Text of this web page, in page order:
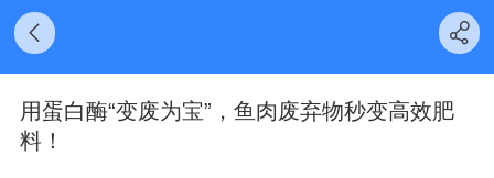
用蛋白酶“变废为宝”，鱼肉废弃物秒变高效肥
料！